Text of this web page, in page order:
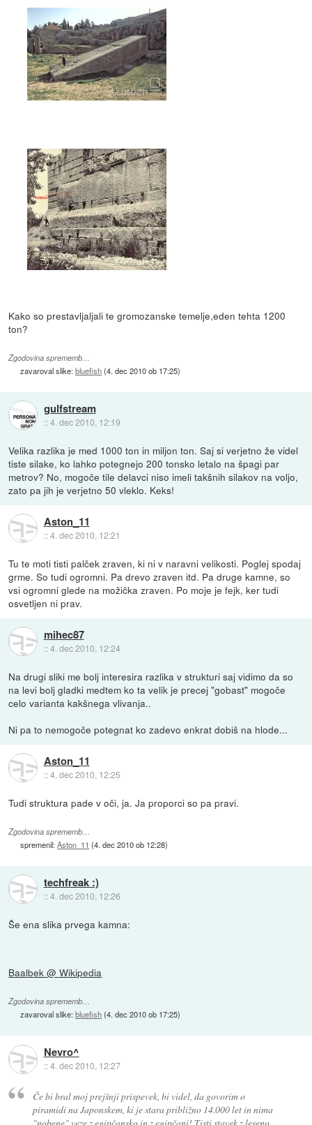
Kako so prestavljaljali te gromozanske temelje,eden tehta 1200
ton?
Zgodovina sprememb…
zavaroval slike:bluefish(4. dec 2010 ob 17:25)
gulfstream
::4. dec 2010, 12:19
Velika razlika je med 1000 ton in miljon ton. Saj si verjetno že videl
tiste silake, ko lahko potegnejo 200 tonsko letalo na špagi par
metrov? No, mogoče tile delavci niso imeli takšnih silakov na voljo,
zato pa jih je verjetno 50 vleklo. Keks!
Aston_11
::4. dec 2010, 12:21
Tu te moti tisti palček zraven, ki ni v naravni velikosti. Poglej spodaj
grme. So tudi ogromni. Pa drevo zraven itd. Pa druge kamne, so
vsi ogromni glede na možička zraven. Po moje je fejk, ker tudi
osvetljen ni prav.
mihec87
::4. dec 2010, 12:24
Na drugi sliki me bolj interesira razlika v strukturi saj vidimo da so
na levi bolj gladki medtem ko ta velik je precej "gobast" mogoče
celo varianta kakšnega vlivanja..
Ni pa to nemogoče potegnat ko zadevo enkrat dobiš na hlode...
Aston_11
::4. dec 2010, 12:25
Tudi struktura pade v oči, ja. Ja proporci so pa pravi.
Zgodovina sprememb…
spremenil:Aston_11 (4. dec 2010 ob 12:28)
techfreak :)
::4. dec 2010, 12:26
Še ena slika prvega kamna:
Baalbek @ Wikipedia
Zgodovina sprememb…
zavaroval slike:bluefish(4. dec 2010 ob 17:25)
Nevro^
::4. dec 2010, 12:27
Če bi bral moj prejšnji prispevek, bi videl, da govorim o
piramidi na Japonskem, ki je stara približno 14.000 let in nima